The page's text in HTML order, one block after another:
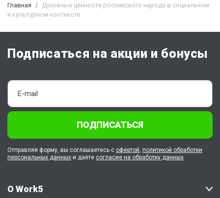
Главная
Духовные ценности российского народа в социальном
и культурном контексте
О Work5
Подписаться на акции и бонусы
ПОДПИСАТЬСЯ
Отправляя форму, вы соглашаетесь с офертой, политикой обработки
персональных данных и даёте согласие на обработку данных